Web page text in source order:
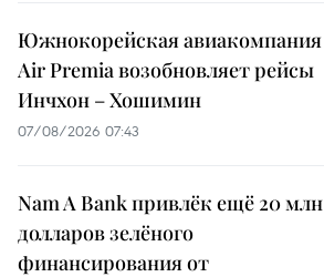
Южнокорейская авиакомпания
Air Premia возобновляет рейсы
Инчхон – Хошимин
07/08/2026 07:43
Nam A Bank привлёк ещё 20 млн
долларов зелёного
финансирования от